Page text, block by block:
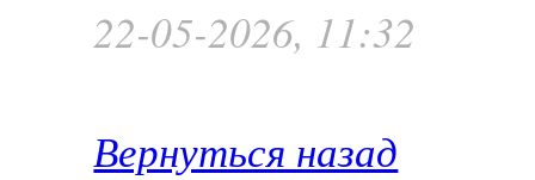
22-05-2026, 11:32
Вернуться назад